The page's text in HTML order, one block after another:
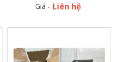
thắng
Giá - Liên hệ